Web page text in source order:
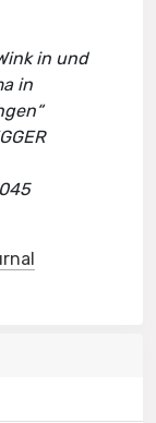
in und
in